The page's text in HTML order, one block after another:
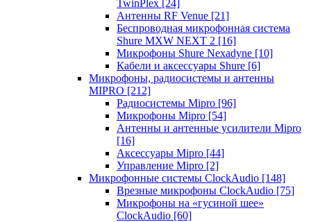
TwinPlex [24]
Антенны RF Venue [21]
Беспроводная микрофонная система
Shure MXW NEXT 2 [16]
Микрофоны Shure Nexadyne [10]
Кабели и аксессуары Shure [6]
Микрофоны, радиосистемы и антенны
MIPRO [212]
Радиосистемы Mipro [96]
Микрофоны Mipro [54]
Антенны и антенные усилители Mipro
[16]
Аксессуары Mipro [44]
Управление Mipro [2]
Микрофонные системы ClockAudio [148]
Врезные микрофоны ClockAudio [75]
Микрофоны на «гусиной шее»
ClockAudio [60]